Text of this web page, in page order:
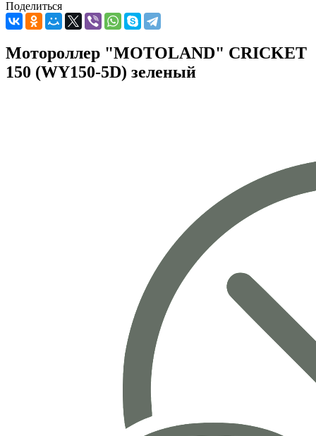
Поделиться
Мотороллер "MOTOLAND" CRICKET
150 (WY150-5D) зеленый